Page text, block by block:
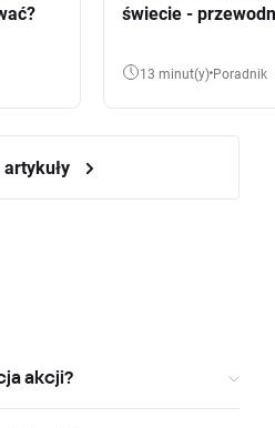
świecie -
13 minut(y) Poradnik
akcji?